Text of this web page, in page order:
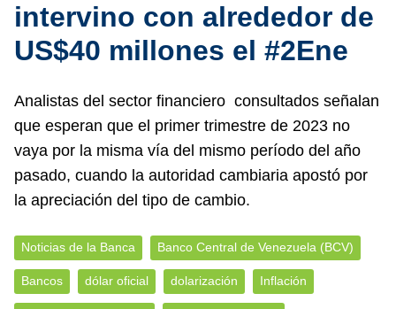
intervino con alrededor de
US$40 millones el #2Ene
Analistas del sector financiero consultados señalan
que esperan que el primer trimestre de 2023 no
vaya por la misma vía del mismo período del año
pasado, cuando la autoridad cambiaria apostó por
la apreciación del tipo de cambio.
Noticias de la Banca Banco Central de Venezuela (BCV)
Bancos dólar oficial dolarización Inflación